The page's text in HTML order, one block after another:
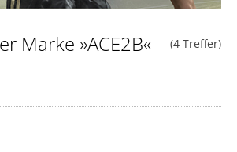
(4 Treffer)
Marke »ACE2B«